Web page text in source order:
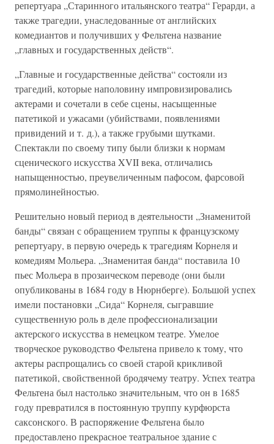
репертуара „Старинного итальянского театра“ Герарди, а
также трагедии, унаследованные от английских
комедиантов и получивших у Фельтена название
„главных и государственных действ“.
„Главные и государственные действа“ состояли из
трагедий, которые наполовину импровизировались
актерами и сочетали в себе сцены, насыщенные
патетикой и ужасами (убийствами, появлениями
привидений и т. д.), а также грубыми шутками.
Спектакли по своему типу были близки к нормам
сценического искусства XVII века, отличались
напыщенностью, преувеличенным пафосом, фарсовой
прямолинейностью.
Решительно новый период в деятельности „Знаменитой
банды“ связан с обращением труппы к французскому
репертуару, в первую очередь к трагедиям Корнеля и
комедиям Мольера. „Знаменитая банда“ поставила 10
пьес Мольера в прозаическом переводе (они были
опубликованы в 1684 году в Нюрнберге). Большой успех
имели постановки „Сида“ Корнеля, сыгравшие
существенную роль в деле профессионализации
актерского искусства в немецком театре. Умелое
творческое руководство Фельтена привело к тому, что
актеры распрощались со своей старой крикливой
патетикой, свойственной бродячему театру. Успех театра
Фельтена был настолько значительным, что он в 1685
году превратился в постоянную труппу курфюрста
саксонского. В распоряжение Фельтена было
предоставлено прекрасное театральное здание с